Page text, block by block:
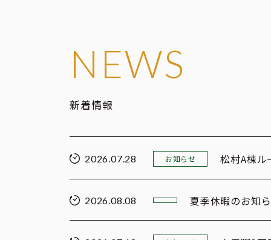
NEWS
新着情報
2026.07.28 お知らせ 松村A棟ル
2026.08.08 夏季休暇のお知